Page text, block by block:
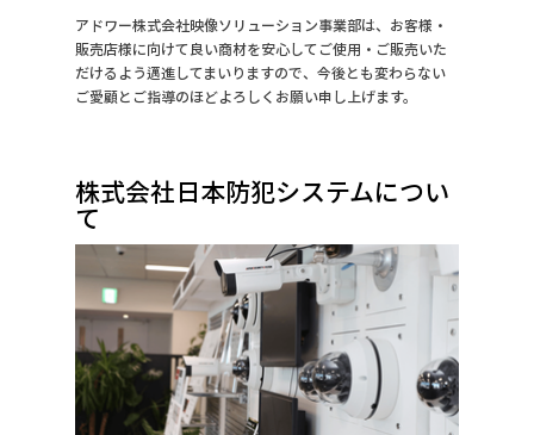
アドワー株式会社映像ソリューション事業部は、お客様・
販売店様に向けて良い商材を安心してご使用・ご販売いた
だけるよう邁進してまいりますので、今後とも変わらない
ご愛顧とご指導のほどよろしくお願い申し上げます。
株式会社日本防犯システムについ
て